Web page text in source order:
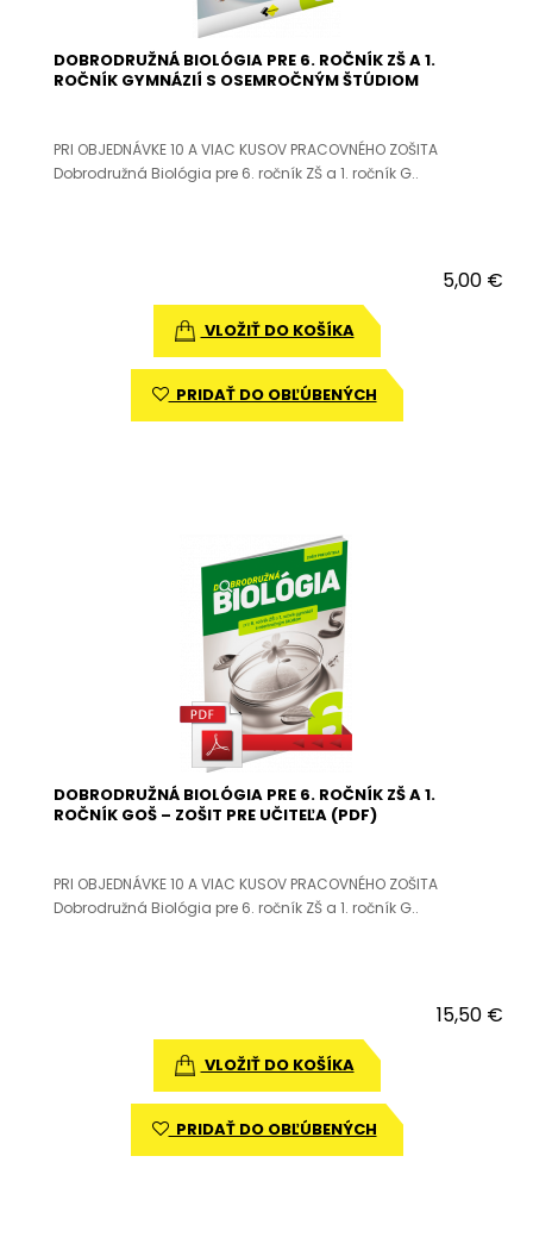
DOBRODRUŽNÁ BIOLÓGIA PRE 6. ROČNÍK ZŠ A 1.
ROČNÍK GYMNÁZIÍ S OSEMROČNÝM ŠTÚDIOM
PRI OBJEDNÁVKE 10 A VIAC KUSOV PRACOVNÉHO ZOŠITA
Dobrodružná Biológia pre 6. ročník ZŠ a 1. ročník G..
5,00 €
VLOŽIŤ DO KOŠÍKA
PRIDAŤ DO OBĽÚBENÝCH
DOBRODRUŽNÁ BIOLÓGIA PRE 6. ROČNÍK ZŠ A 1.
ROČNÍK GOŠ – ZOŠIT PRE UČITEĽA (PDF)
PRI OBJEDNÁVKE 10 A VIAC KUSOV PRACOVNÉHO ZOŠITA
Dobrodružná Biológia pre 6. ročník ZŠ a 1. ročník G..
15,50 €
VLOŽIŤ DO KOŠÍKA
PRIDAŤ DO OBĽÚBENÝCH